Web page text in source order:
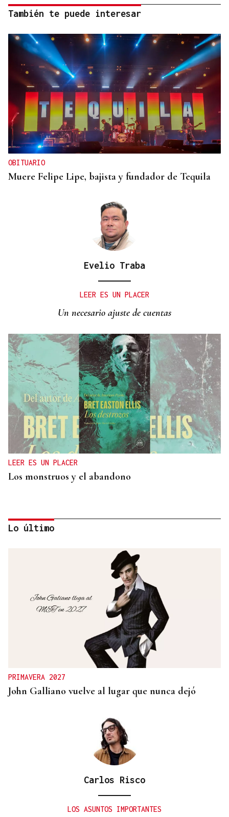
También te puede interesar
OBITUARIO
Muere Felipe Lipe, bajista y fundador de Tequila
Evelio Traba
LEER ES UN PLACER
Un necesario ajuste de cuentas
LEER ES UN PLACER
Los monstruos y el abandono
Muere a los 50 años el DJ francés Kavinsky, autor
del icónico tema "Nightcall"
Lo último
PRIMAVERA 2027
John Galliano vuelve al lugar que nunca dejó
Carlos Risco
LOS ASUNTOS IMPORTANTES